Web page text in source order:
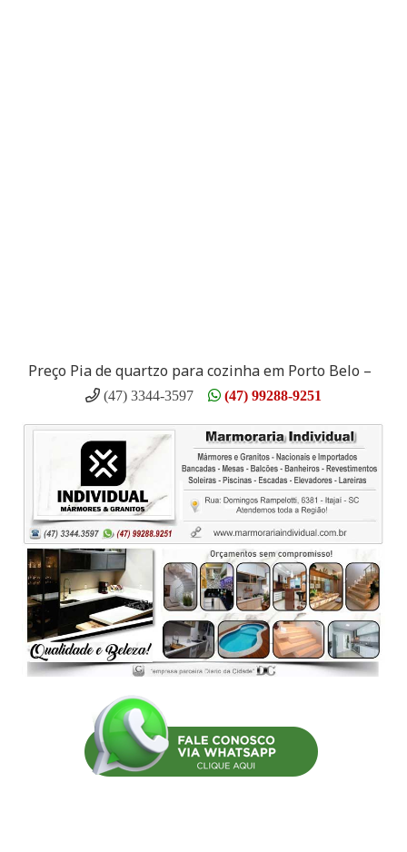
Preço Pia de quartzo para cozinha em Porto Belo –
(47) 3344-3597 (47) 99288-9251